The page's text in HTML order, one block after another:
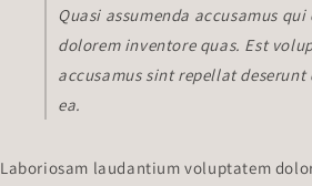
Quasi assumenda accusamus
dolorem inventore quas. Est
accusamus sint repellat
ea.
Laboriosam laudantium voluptatem